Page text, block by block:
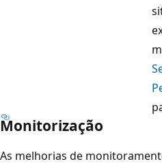
Monitorização
As melhorias de